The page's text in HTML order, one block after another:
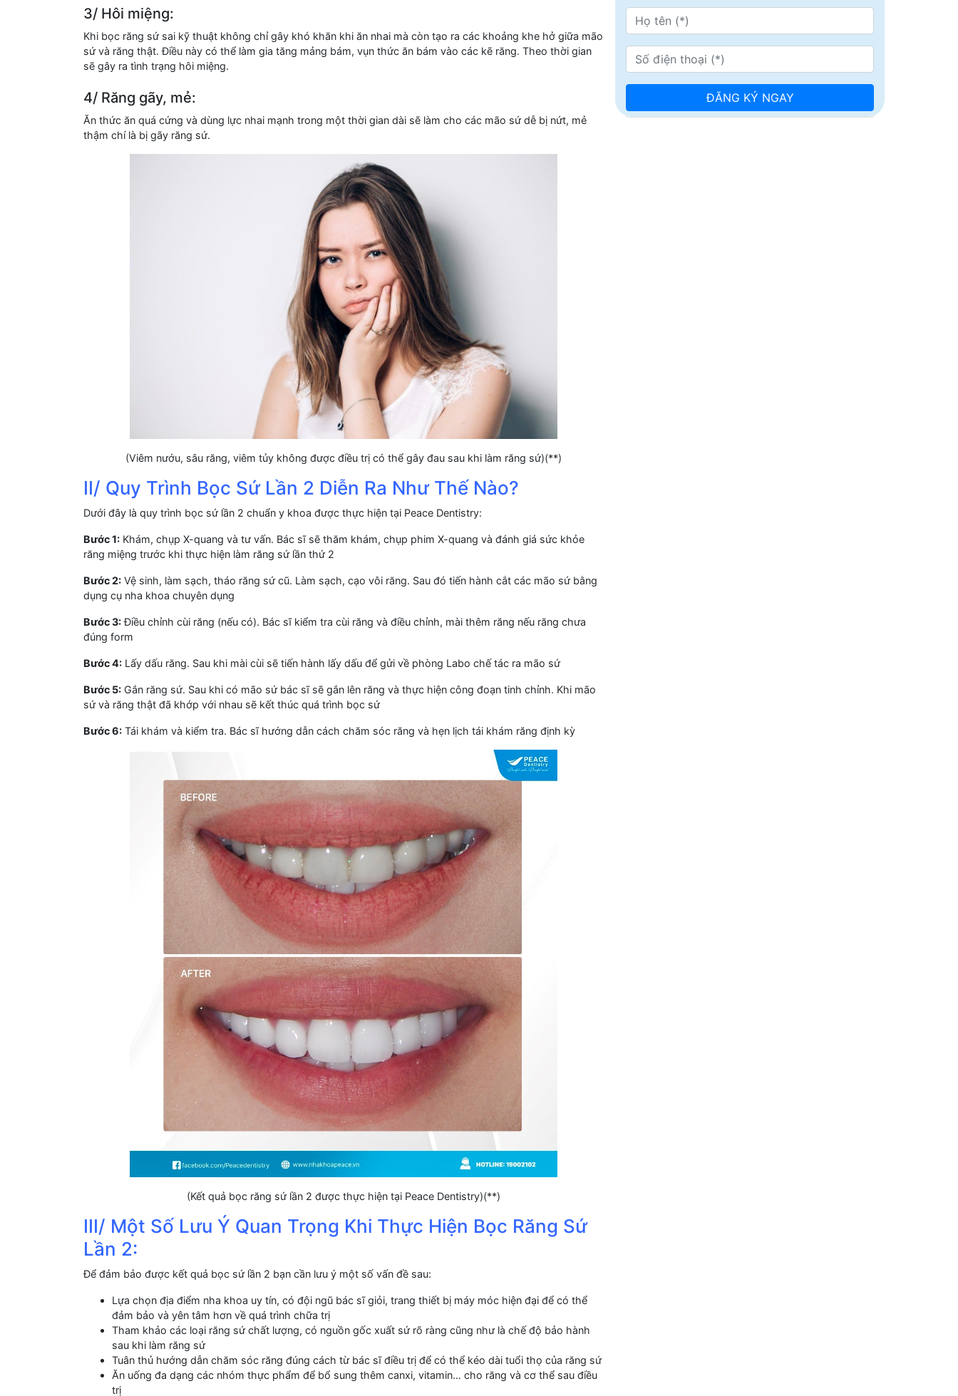
3/ Hôi miệng:
Khi bọc răng sứ sai kỹ thuật không chỉ gây khó khăn khi ăn nhai mà còn tạo ra các khoảng khe hở giữa mão
sứ và răng thật. Điều này có thể làm gia tăng mảng bám, vụn thức ăn bám vào các kẽ răng. Theo thời gian
sẽ gây ra tình trạng hôi miệng.
4/ Răng gãy, mẻ:
Ăn thức ăn quá cứng và dùng lực nhai mạnh trong một thời gian dài sẽ làm cho các mão sứ dễ bị nứt, mẻ
thậm chí là bị gãy răng sứ.
(Viêm nướu, sâu răng, viêm tủy không được điều trị có thể gây đau sau khi làm răng sứ)(**)
II/ Quy Trình Bọc Sứ Lần 2 Diễn Ra Như Thế Nào?
Dưới đây là quy trình bọc sứ lần 2 chuẩn y khoa được thực hiện tại Peace Dentistry:
Bước 1: Khám, chụp X-quang và tư vấn. Bác sĩ sẽ thăm khám, chụp phim X-quang và đánh giá sức khỏe
răng miệng trước khi thực hiện làm răng sứ lần thứ 2
Bước 2: Vệ sinh, làm sạch, tháo răng sứ cũ. Làm sạch, cạo vôi răng. Sau đó tiến hành cắt các mão sứ bằng
dụng cụ nha khoa chuyên dụng
Bước 3:Điều chỉnh cùi răng (nếu có). Bác sĩ kiểm tra cùi răng và điều chỉnh, mài thêm răng nếu răng chưa
đúng form
Bước 4: Lấy dấu răng. Sau khi mài cùi sẽ tiến hành lấy dấu để gửi về phòng Labo chế tác ra mão sứ
Bước 5: Gắn răng sứ. Sau khi có mão sứ bác sĩ sẽ gắn lên răng và thực hiện công đoạn tinh chỉnh. Khi mão
sứ và răng thật đã khớp với nhau sẽ kết thúc quá trình bọc sứ
Bước 6: Tái khám và kiểm tra. Bác sĩ hướng dẫn cách chăm sóc răng và hẹn lịch tái khám răng định kỳ
(Kết quả bọc răng sứ lần 2 được thực hiện tại Peace Dentistry)(**)
III/ Một Số Lưu Ý Quan Trọng Khi Thực Hiện Bọc Răng Sứ
Lần 2:
Để đảm bảo được kết quả bọc sứ lần 2 bạn cần lưu ý một số vấn đề sau:
Lựa chọn địa điểm nha khoa uy tín, có đội ngũ bác sĩ giỏi, trang thiết bị máy móc hiện đại để có thể
đảm bảo và yên tâm hơn về quá trình chữa trị
Tham khảo các loại răng sứ chất lượng, có nguồn gốc xuất sứ rõ ràng cũng như là chế độ bảo hành
sau khi làm răng sứ
Tuân thủ hướng dẫn chăm sóc răng đúng cách từ bác sĩ điều trị để có thể kéo dài tuổi thọ của răng sứ
Ăn uống đa dạng các nhóm thực phẩm để bổ sung thêm canxi, vitamin… cho răng và cơ thể sau điều
trị